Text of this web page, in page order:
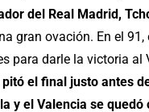
del Real Madrid,
gran ovación. En el
para darle la victoria al
el final justo antes
y el Valencia se